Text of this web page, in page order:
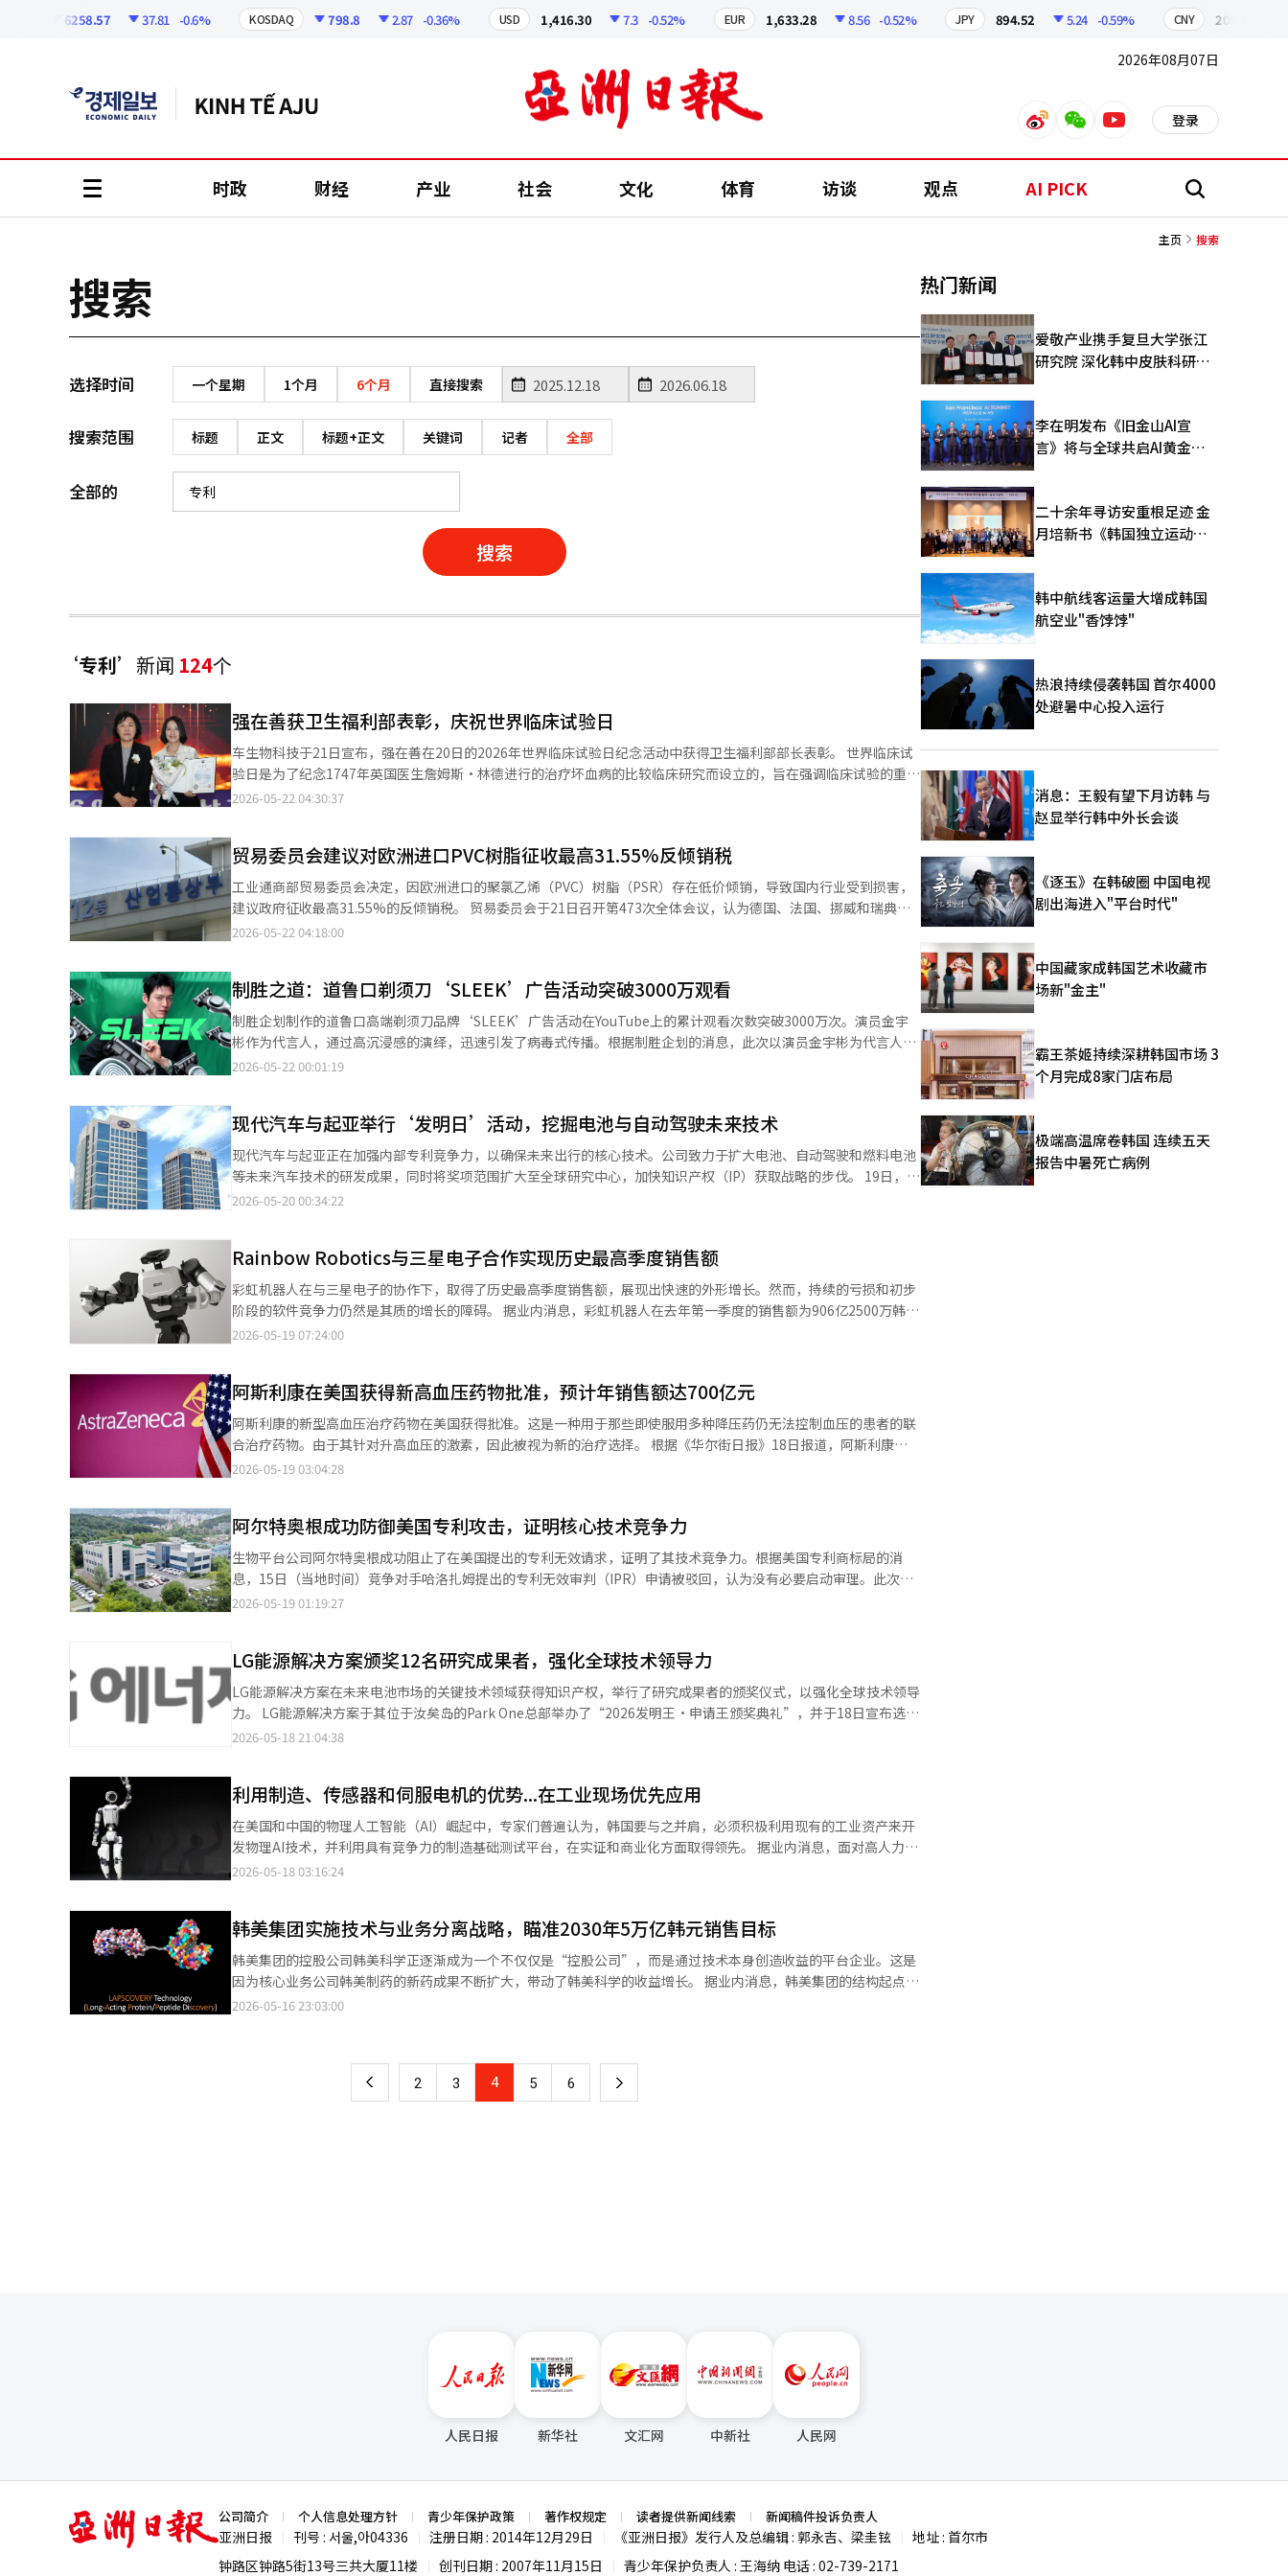
6258.57 37.81 -0.6% KOSDAQ 798.8 2.87 -0.36% USD 1,416.30 7.3 -0.52% EUR 1,633.28 8.56 -0.52% JPY 894.52 5.24 -0.59% CNY 209.92
2026年08月07日
weiboweixinyoutube 登录
时政 财经 产业 社会 文化 体育 访谈 观点 AI PICK 搜
主页 搜索
搜索
选择时间 一个星期 1个月 6个月 直接搜索
搜索范围 标题 正文 标题+正文 关键词 记者 全部
全部的
搜索
‘专利’ 新闻 124个
强在善获卫生福利部表彰，庆祝世界临床试验日
车生物科技于21日宣布，强在善在20日的2026年世界临床试验日纪念活动中获得卫生福利部部长表彰。 世界临床试
验日是为了纪念1747年英国医生詹姆斯·林德进行的治疗坏血病的比较临床研究而设立的，旨在强调临床试验的重要
性及研究者的贡献。 今年的纪念活动由卫生福利部和国家临床试验支持基金会主办，主题为“共同创新，全球临床试
品上市的丰富经验。 强在善表示：“细胞·基因治疗（CGT）为癌症和罕见难治疾病的治疗提供了新的可能性”，并
表示将继续在复发性胶质母细胞瘤、早发性卵巢功能不全等医疗需求未满足的领域取得开发成果。 此外，车生物科技
正在基于适应症的细胞库构建细胞治疗技术和生产基础设施。目前已拥有80多项相关专利，并利用这些专利推动针对
难治性疾病的细胞治疗开发。 最近，车生物科技与延世大学生物健康技术控股公司签署了合作备忘录（MOU），以
促进生物健康领域初创企业的培育，并加速全球市场的合作扩展。※ 本报道经人工智能（AI）系统翻译与编辑。
2026-05-22 04:30:37
贸易委员会建议对欧洲进口PVC树脂征收最高31.55%反倾销税
工业通商部贸易委员会决定，因欧洲进口的聚氯乙烯（PVC）树脂（PSR）存在低价倾销，导致国内行业受到损害，
建议政府征收最高31.55%的反倾销税。 贸易委员会于21日召开第473次全体会议，认为德国、法国、挪威和瑞典的
聚氯乙烯（PVC）树脂的倾销出口导致国内同类产业市场份额下降、营业利润率急剧减少等实际损害，因此决定提请
沙发、鞋类等生活用品、篷布、手套等工业材料。政府自去年12月通过贸易委员会的决议后，自今年2月起已对其征
收25.79%至42.81%的临时反倾销税。 在当天的会议上，还决定暂停对连接电动汽车专利侵权的相关不正当贸易行为
的调查。 此前，国内企业价值创新伙伴公司提出申请，称其在LTE基站搜索和连接技术相关专利受到侵害，贸易委员
会对此进行了相关调查。然而，专利审判委员会于4月作出无效裁决，随后当事人向专利法院提起了裁决撤销诉讼，
因此贸易委员会决定在法院判决确定之前暂时中止调查。 同时，贸易委员会还收到关于对用于汽车和建筑重型设备零
界贸易组织（WTO）反倾销协议，对申请资格、代表性、倾销事实及国内产业损害情况进行了审查。会议上报告称调
查启动是合理的，贸易委员会对此进行了原案接收。 贸易委员会将在未来三个月内进行初步调查，必要时可延长至五
个月。随后将进行为期三个月的正式调查，以最终判定倾销事实及产业损害情况。初步判定结果预计将在今年9月公
布。※ 本报道经人工智能（AI）系统翻译与编辑。
2026-05-22 04:18:00
制胜之道：道鲁口剃须刀‘SLEEK’广告活动突破3000万观看
制胜企划制作的道鲁口高端剃须刀品牌‘SLEEK’广告活动在YouTube上的累计观看次数突破3000万次。演员金宇
彬作为代言人，通过高沉浸感的演绎，迅速引发了病毒式传播。根据制胜企划的消息，此次以演员金宇彬为代言人的
广告活动以‘肌肤爱上SLEEK’为口号，将每天重复的剃须过程重新诠释为‘肌肤护理的第一步’。广告强调
激，提高了切割力，产品特性通过感性的视觉效果和高沉浸感的演绎得到了充分展现。针对SLEEK的主要目标群体制
作的竖版短视频累计观看次数超过2000万次。制胜企划相关人士表示：“考虑到许多消费者通过移动设备观看竖版短
视频，我们在拍摄阶段就特别考虑了竖版格式，并强调字幕的演绎，努力直观地传达SLEEK独特的剃须体验。”此次
SLEEK广告活动通过电视、数字媒体、户外等多种渠道进行发布，并将逐步展开线上线下的整合活动。在5月27日和
28日两天，SLEEK的核心目标群体——30至40岁职场人士聚集的市政府和光化门地区，将举行‘SLEEK运动’的样品
与客户的品牌体验。※ 本报道经人工智能（AI）系统翻译与编辑。
2026-05-22 00:01:19
现代汽车与起亚举行‘发明日’活动，挖掘电池与自动驾驶未来技术
现代汽车与起亚正在加强内部专利竞争力，以确保未来出行的核心技术。公司致力于扩大电池、自动驾驶和燃料电池
等未来汽车技术的研发成果，同时将奖项范围扩大至全球研究中心，加快知识产权（IP）获取战略的步伐。 19日，现
代汽车与起亚在位于京畿道华城的南阳研究所举办了内部专利竞赛活动——‘2026发明日’。 今年是发明日活动的第
LAB项目。 量产应用专利部分主要评估对实际车辆开发和产品性能提升有贡献的技术。代表性获奖案例包括“含无臭
微生物的气味防止组合物”和“车辆电池冷却系统”。 汽车行业分析认为，随着电动车的普及，电池热管理技术的重
要性日益增加。电池温度控制性能被认为直接影响充电效率、续航里程和安全性等因素。 在优秀专利部分，自主驾驶
和燃料电池领域的技术获得了最佳奖。现代汽车与起亚根据专利性、独创性和技术前瞻性等标准，选出了考虑
DCAS（驾驶员控制辅助系统）监管项目的车道变更策略和燃料电池车辆性能恢复驾驶方法作为最佳专利。 DCAS是
道变更和驾驶判断算法开发的投资。 与燃料电池车辆相关的技术也因氢能出行的扩大而变得愈发重要。氢燃料电池车
在长期运行过程中可能出现性能下降，因此保持效率的技术获取被认为是关键任务。 今年的活动中，海外研究所奖项
也新增设立。美国技术研究所（HATCI）凭借“远程拖车检测与路径规划系统”技术获得海外研究所奖。 现代汽车与
起亚在软件中心车辆（SDV）、人工智能（AI）和自动驾驶技术竞争加剧的背景下，正在加强全球研发中心之间的合
作。随着北美和欧洲研究组织的角色扩大，全球专利获取战略也呈现多元化趋势。 公司还在扩大内部专利孵化项目i-
开展了204项i-LAB活动。现代汽车与起亚将电池管理系统（BMS）算法的升级开发、锂离子及全固态电池生产技术
等作为优秀案例。 BMS是实时控制电池状态并管理充电效率和安全性的核心技术。随着电动车火灾和电池安全性问题
成为市场主要变量，全球整车制造商也在加强相关技术的开发。 现代汽车与起亚相关人士表示：“我们专注于为研究
人员创造一个自由提出创意并将其转化为实际技术的环境，计划持续推进未来出行市场的核心技术和全球知识产权的
获取。”※ 本报道经人工智能（AI）系统翻译与编辑。
2026-05-20 00:34:22
Rainbow Robotics与三星电子合作实现历史最高季度销售额
彩虹机器人在与三星电子的协作下，取得了历史最高季度销售额，展现出快速的外形增长。然而，持续的亏损和初步
阶段的软件竞争力仍然是其质的增长的障碍。 据业内消息，彩虹机器人在去年第一季度的销售额为906亿2500万韩
元，较去年同期的418亿4770万韩元增长116.6%。随着三星电子的供应量开始显现，首次突破季度销售额90亿韩
进团”加强了合作，成为三星集团未来机器人技术开发的核心。 三星电子设备体验（DX）部门总裁诺太文在今年初
的CES 2026上表示：“我们将通过与彩虹机器人的合作，优先推进制造现场的自动化，并基于积累的技术进行商业
化。”这标志着“先制造自动化，后商业化”的战略的正式化。因此，平泽校园等三星电子的主要生产设施成为彩虹
机器人技术的巨大试验平台和稳定的销售来源。 在技术方面，彩虹机器人拥有多项核心硬件部件的原始技术。自
2011年从KAIST类人机器人研究中心起步以来，彩虹机器人一直专注于超小型驱动器等技术的开发。截至今年，已在
和LG电子等国内大企业在开发需要巨额成本和时间的双足行走机器人“类人机器人”形成鲜明对比。由于双臂机器人
技术难度较低，能够快速开发和早期商业化，彩虹机器人希望最大化其在工业现场的应用。 据彩虹机器人介绍，双臂
机器人目前仍处于研发平台阶段。虽然已向三星电子的部分生产设施供应，但仍仅限于包装或焊接等特定解决方案的
工艺中。 问题在于外形增长背后的质的改善速度。尽管销售额大幅增长，但由于研发和新工厂扩建带来的固定费用支
出，营业亏损达到了1567万韩元，较去年同期的1404万韩元增长了11.7%。在2023年年内录得446亿韩元的巨额营
韩元，造成账面损失。尽管希望进入北美和欧洲市场，但要将其转化为“赚钱的机器人”业务面临现实障碍。 作为机
器人的“脑部”角色的软件竞争力仍处于起步阶段。三星电子将其自有的人工智能技术移植到机器人上，使其能够自
主判断周围环境并进行操作，这一进展仅在去年实现。彩虹机器人希望像三星电子在智能手机和电视等产品中率先构
建“银河AI生态系统”一样，从今年开始在工业机器人领域也完成AI生态系统的构建。 业内人士表示：“彩虹机器人
若想在没有‘三星’这一庞大伞下成功独立于市场，关键在于尽快、有效地建立独立的技术生态系统。”※ 本报道经
2026-05-19 07:24:00
阿斯利康在美国获得新高血压药物批准，预计年销售额达700亿元
阿斯利康的新型高血压治疗药物在美国获得批准。这是一种用于那些即使服用多种降压药仍无法控制血压的患者的联
合治疗药物。由于其针对升高血压的激素，因此被视为新的治疗选择。 根据《华尔街日报》18日报道，阿斯利康宣
布其高血压药物“巴克芬迪”（Baxfendy）获得美国食品药品监督管理局（FDA）的批准。该药物在开发阶段被称
巴克芬迪后能够有效降低血压。 巴克芬迪的作用是针对一种与血压升高相关的激素——醛固酮。醛固酮在体内负责调
节钠和水的平衡，过度活跃时会导致血压升高。巴克芬迪通过抑制这种作用来降低血压。 阿斯利康将巴克芬迪视
为“新型治疗药物”。高血压患者数量庞大，但许多患者即使使用多种药物也难以达到目标血压。 阿斯利康生物制药
业务总裁鲁德·多伯表示：“我们将为过去20年治疗进展有限的疾病提供新的治疗选择。” 此次批准对阿斯利康的
收入结构也具有重要意义。其核心产品之一、心血管、肾脏和代谢疾病领域的糖尿病药物法克西加（Farxiga）在美
拓新收入来源的关键候选药物。 巴克芬迪是阿斯利康在2023年收购新科药业时获得的药物。阿斯利康正在通过巴克
芬迪和正在开发的肥胖治疗药物“艾乐格利弗隆”（elecogliflozin）等，扩大其在心血管、肾脏和代谢疾病领域的
新药产品线。 阿斯利康预计巴克芬迪的年销售额将超过50亿美元（约合740亿元人民币）。公司计划到2030年实现
800亿美元（约合11840亿元人民币）的销售目标，并在此之前推出20种新药。※ 本报道经人工智能（AI）系统翻译
与编辑。
2026-05-19 03:04:28
阿尔特奥根成功防御美国专利攻击，证明核心技术竞争力
生物平台公司阿尔特奥根成功阻止了在美国提出的专利无效请求，证明了其技术竞争力。根据美国专利商标局的消
息，15日（当地时间）竞争对手哈洛扎姆提出的专利无效审判（IPR）申请被驳回，认为没有必要启动审理。此次争
议围绕阿尔特奥根的“重组透明质酸酶制造方法”专利展开。哈洛扎姆声称该专利无效，但专利局表示“未能证明胜
和专利战略同时得到验证的案例，特别是其核心平台技术“ALT-B4”的专利组合得到了坚实的确认。阿尔特奥根一
直与美国当地法律专家和律师事务所合作，提前评估专利风险并制定应对策略。此次结果被分析为这种系统性应对的
成果。这一决定预计将对未来的全球业务产生积极影响。生物行业认为，专利的稳定性与技术实力同样重要，因此在
与合作伙伴的合作或新合同谈判中，将提高信任度。阿尔特奥根的代表全泰妍表示：“竞争对手提出的主张和现有技
术未能满足专利无效审理的标准，这一点具有重要意义。”他进一步指出：“核心专利的技术和法律基础得到了再次
例再次显示了全球生物市场中“专利战争”的重要性。只有具备技术获取及其法律防御能力的企业，才能在市场中生
存，因此阿尔特奥根的未来动向备受关注。※ 本报道经人工智能（AI）系统翻译与编辑。
2026-05-19 01:19:27
LG能源解决方案颁奖12名研究成果者，强化全球技术领导力
LG能源解决方案在未来电池市场的关键技术领域获得知识产权，举行了研究成果者的颁奖仪式，以强化全球技术领导
力。 LG能源解决方案于其位于汝矣岛的Park One总部举办了“2026发明王·申请王颁奖典礼”，并于18日宣布选出
12名优秀研究成果者进行表彰。 此次活动旨在奖励在未来电池市场中可能改变格局的LMR（锂锰富集）电池、圆柱
量密度，是一项新一代电池技术。朴负责人在行业开发之前就对LMR正极与硅负极组合的技术潜力进行了深入研究，
建立了专利壁垒。LG能源解决方案对此表示高度评价，认为其获得了竞争对手难以绕过的强大独占技术。 此外，
△46系列电池应用的CAS（电池阵列结构）核心结构（银奖，郑仁赫负责）△电极工艺质量管理的追踪技术（银奖，
李在焕高级工程师）△LMR电池高温耐久性提升的电解质添加剂（铜奖，李正敏负责）△圆柱形46系列绝缘结构（铜
奖，赵敏基负责）△通过充放电信号进行非破坏性电池寿命状态确认技术（铜奖，崔顺珠负责）等也被评选为发明
电池包设计技术开发等多项研究中做出的贡献而受到认可。 此外，△金光模负责（银奖）△李贤熙负责（银奖）△金
大天负责（铜奖）△高吉男负责（铜奖）△李秀浩主任（铜奖）等也被评选为申请王。 LG能源解决方案社长金东明
表示：“在电池产业中，专利是保持全球竞争优势的强大武器，也是客户价值的源泉。我们将全力支持员工的创造性
挑战，使其成果得以实现，持续保持压倒性的技术领导力。” 此外，LG能源解决方案在4月任命了17名新研究与专业
委员会成员，以加强下一代产品开发和技术竞争力。自2008年以来，每年都在实施研究与专业委员会制度，新任委员
2026-05-18 21:04:38
利用制造、传感器和伺服电机的优势...在工业现场优先应用
在美国和中国的物理人工智能（AI）崛起中，专家们普遍认为，韩国要与之并肩，必须积极利用现有的工业资产来开
发物理AI技术，并利用具有竞争力的制造基础测试平台，在实证和商业化方面取得领先。 据业内消息，面对高人力成
本和低出生率导致的制造业竞争力下降，美国和中国正关注物理AI的潜力，并将国家力量集中于相关技术的开发和商
国尚未建立庞大的物理AI平台，且正受到拥有压倒性工业机器人竞争力的日本的紧追，因此仍需保持警惕。 美国在以
英伟达、特斯拉、FigurAI和亚马逊等大型科技公司为中心引领市场的同时，谷歌和微软等企业也在去年开始加速物
理AI和机器人研发，以应对基于语言模型（LLM）的AI市场。 中国方面，百度、华为和腾讯等公司在去年分别位列全
球物理AI专利申请的前列，同时，Unitree、Agibot和优必选等初创企业也在推动人形机器人等多种形式的机器人商
业化，支撑着产业生态。 韩国方面，以波士顿动力（现代汽车）为首，Rainbow Robotics（三星电子）、LG电子
机和AGV&AMR（协作机器人和移动机器人）。其中，人形机器人具有直接投入劳动现场，与人类共同工作或替代人
类工作的优势，不同于其他需要专用空间的物理AI。 摩根士丹利预测，基于物理AI的人形机器人将超越制造和物流，
2026-05-18 03:16:24
韩美集团实施技术与业务分离战略，瞄准2030年5万亿韩元销售目标
韩美集团的控股公司韩美科学正逐渐成为一个不仅仅是“控股公司”，而是通过技术本身创造收益的平台企业。这是
因为核心业务公司韩美制药的新药成果不断扩大，带动了韩美科学的收益增长。 据业内消息，韩美集团的结构起点可
以追溯到2010年。当时，韩美制药转型为控股公司，原有法人更名为“韩美科学”，成为控股公司。新成立的韩美制
也会以特许权使用费的形式分享收益。 一个典型的例子是用于治疗肥胖的药物“艾佩格雷纳肽”。当包括该药物在内
的应用了“랩스커버리”等平台技术的产品线取得成果时，韩美科学将持续获得技术使用的报酬。 这种结构并不仅限
于特定产品。已经成功进入海外市场的中性粒细胞减少症治疗药物“罗隆替斯”以及口服抗癌药“恩赛克达”同样如
关业务，扩展集团的业务组合，增强创新动力。”※ 本报道经人工智能（AI）系统翻译与编辑。
2026-05-16 23:03:00
上 2 3 4 5 6 下
热门新闻
爱敬产业携手复旦大学张江
研究院 深化韩中皮肤科研合
李在明发布《旧金山AI宣
言》将与全球共启AI黄金时
二十余年寻访安重根足迹 金
月培新书《韩国独立运动圣
韩中航线客运量大增成韩国
航空业"香饽饽"
热浪持续侵袭韩国 首尔4000
处避暑中心投入运行
消息：王毅有望下月访韩 与
赵显举行韩中外长会谈
《逐玉》在韩破圈 中国电视
剧出海进入"平台时代"
中国藏家成韩国艺术收藏市
场新"金主"
霸王茶姬持续深耕韩国市场 3
个月完成8家门店布局
极端高温席卷韩国 连续五天
报告中暑死亡病例
人民日报 新华社 文汇网 中新社 人民网
亚
洲
日
公司简介 个人信息处理方针 青少年保护政策 著作权规定 读者提供新闻线索 新闻稿件投诉负责人
亚洲日报 刊号 : 서울,아04336 注册日期 : 2014年12月29日 《亚洲日报》发行人及总编辑 : 郭永吉、梁圭铉
地址 : 首尔市
钟路区钟路5街13号三共大厦11楼
创刊日期 : 2007年11月15日 青少年保护负责人 : 王海纳 电话 : 02-739-2171